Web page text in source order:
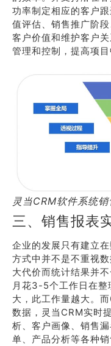
功率制定相应的客户
值评估、销售推广阶
客户价值和维护客户
管理和控制，提高项目
灵当CRM软件系统
三、销售报表
企业的发展只有建立
方式中并不是不重视
大代价而统计结果并
月花3-5个工作日在整
大，此工作量越大。
数据，灵当CRM实时
析、客户画像、销售
单、产品分析等各种销